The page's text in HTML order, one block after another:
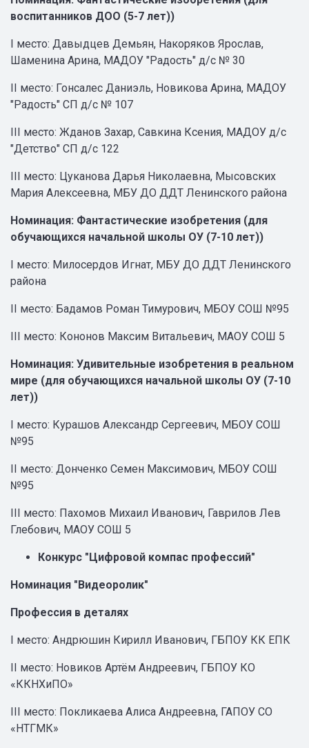
воспитанников ДОО (5-7 лет))
I место: Давыдцев Демьян, Накоряков Ярослав,
Шаменина Арина, МАДОУ "Радость" д/с № 30
II место: Гонсалес Даниэль, Новикова Арина, МАДОУ
"Радость" СП д/с № 107
III место: Жданов Захар, Савкина Ксения, МАДОУ д/с
"Детство" СП д/с 122
III место: Цуканова Дарья Николаевна, Мысовских
Мария Алексеевна, МБУ ДО ДДТ Ленинского района
Номинация: Фантастические изобретения (для
обучающихся начальной школы ОУ (7-10 лет))
I место: Милосердов Игнат, МБУ ДО ДДТ Ленинского
района
II место: Бадамов Роман Тимурович, МБОУ СОШ №95
III место: Кононов Максим Витальевич, МАОУ СОШ 5
Номинация: Удивительные изобретения в реальном
мире (для обучающихся начальной школы ОУ (7-10
лет))
I место: Курашов Александр Сергеевич, МБОУ СОШ
№95
II место: Донченко Семен Максимович, МБОУ СОШ
№95
III место: Пахомов Михаил Иванович, Гаврилов Лев
Глебович, МАОУ СОШ 5
Конкурс "Цифровой компас профессий"
Номинация "Видеоролик"
Профессия в деталях
I место: Андрюшин Кирилл Иванович, ГБПОУ КК ЕПК
II место: Новиков Артём Андреевич, ГБПОУ КО
«ККНХиПО»
III место: Покликаева Алиса Андреевна, ГАПОУ СО
«НТГМК»